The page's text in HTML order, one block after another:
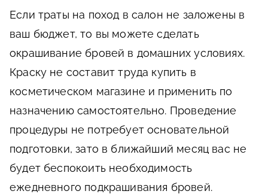
Если траты на поход в салон не заложены в
ваш бюджет, то вы можете сделать
окрашивание бровей в домашних условиях.
Краску не составит труда купить в
косметическом магазине и применить по
назначению самостоятельно. Проведение
процедуры не потребует основательной
подготовки, зато в ближайший месяц вас не
будет беспокоить необходимость
ежедневного подкрашивания бровей.